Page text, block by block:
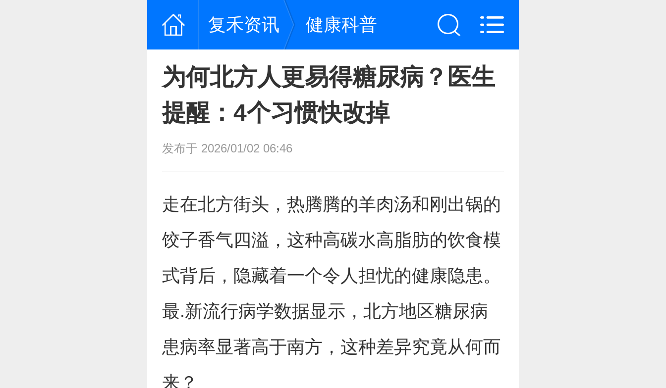
复禾资讯 健康科普
为何北方人更易得糖尿病？医生
提醒：4个习惯快改掉
发布于 2026/01/02 06:46
走在北方街头，热腾腾的羊肉汤和刚出锅的
饺子香气四溢，这种高碳水高脂肪的饮食模
式背后，隐藏着一个令人担忧的健康隐患。
最.新流行病学数据显示，北方地区糖尿病
患病率显著高于南方，这种差异究竟从何而
来？